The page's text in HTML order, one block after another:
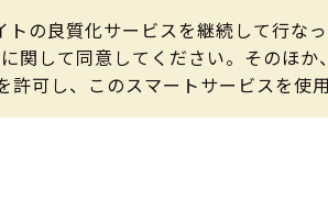
の良質化サービスを継続して行な
関して同意してください。そのほ
可し、このスマートサービスを使